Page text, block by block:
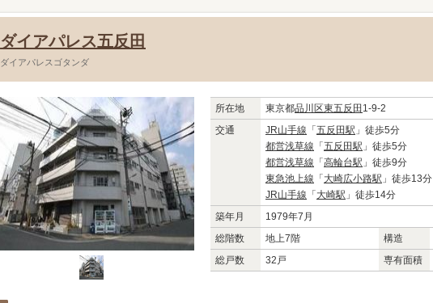
ダイアパレス五反田
ダイアパレスゴタンダ
所在地 東京都品川区東五反田 1-9-2
交通
JR山手線 「 五反田駅 」徒歩5分
都営浅草線 「 五反田駅 」徒歩5分
都営浅草線 「 高輪台駅 」徒歩9分
東急池上線 「 大崎広小路駅 」徒歩13分
JR山手線 「 大崎駅 」徒歩14分
築年月
1979年7月
総階数
地上7階 構造
総戸数
32戸 専有面積